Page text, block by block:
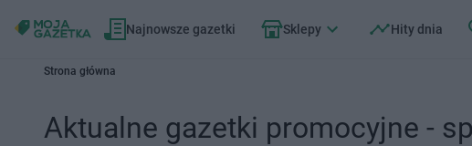
Najnowsze gazetki Sklepy Hity dnia
Strona główna
Aktualne gazetki promocyjne -